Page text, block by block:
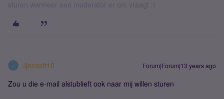
sturen wanneer een moderator er om vraagt :)
J Jjoosstt10 Forum|Forum|13 years ago
Zou u die e-mail alstublieft ook naar mij willen sturen